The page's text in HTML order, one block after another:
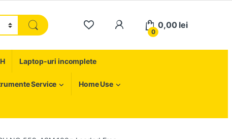
My Account
0
0,00 lei
Laptop-uri incomplete
Service Home Use